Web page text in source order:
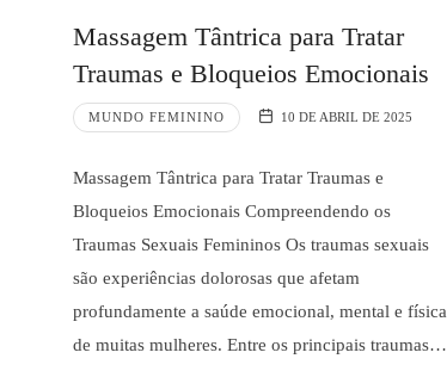
Massagem Tântrica para Tratar
Traumas e Bloqueios Emocionais
MUNDO FEMININO 10 DE ABRIL DE 2025
Massagem Tântrica para Tratar Traumas e
Bloqueios Emocionais Compreendendo os
Traumas Sexuais Femininos Os traumas sexuais
são experiências dolorosas que afetam
profundamente a saúde emocional, mental e física
de muitas mulheres. Entre os principais traumas…